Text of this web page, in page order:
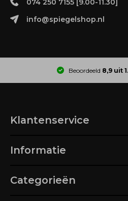
074 250 7155 [9.00-11.30]
info@spiegelshop.nl
Beoordeeld 8,9 uit
Klantenservice
Informatie
Categorieën